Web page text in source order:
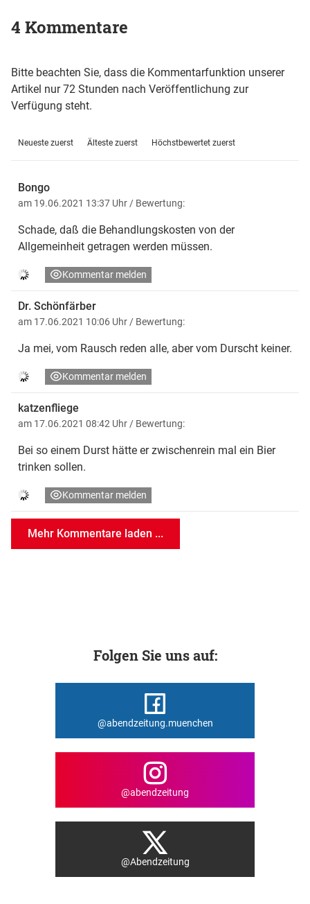
4 Kommentare
Bitte beachten Sie, dass die Kommentarfunktion unserer
Artikel nur 72 Stunden nach Veröffentlichung zur
Verfügung steht.
Neueste zuerst Älteste zuerst Höchstbewertet zuerst
Bongo
am 19.06.2021 13:37 Uhr/ Bewertung:
Schade, daß die Behandlungskosten von der
Allgemeinheit getragen werden müssen.
Kommentar melden
Dr. Schönfärber
am 17.06.2021 10:06 Uhr/ Bewertung:
Ja mei, vom Rausch reden alle, aber vom Durscht keiner.
Kommentar melden
katzenfliege
am 17.06.2021 08:42 Uhr/ Bewertung:
Bei so einem Durst hätte er zwischenrein mal ein Bier
trinken sollen.
Kommentar melden
Mehr Kommentare laden ...
Folgen Sie uns auf:
@abendzeitung.muenchen
@abendzeitung
@Abendzeitung